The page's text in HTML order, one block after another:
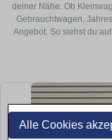
Alle Cookies
deiner Nähe. Ob
Gebrauchtwagen,
Angebot. So siehst du